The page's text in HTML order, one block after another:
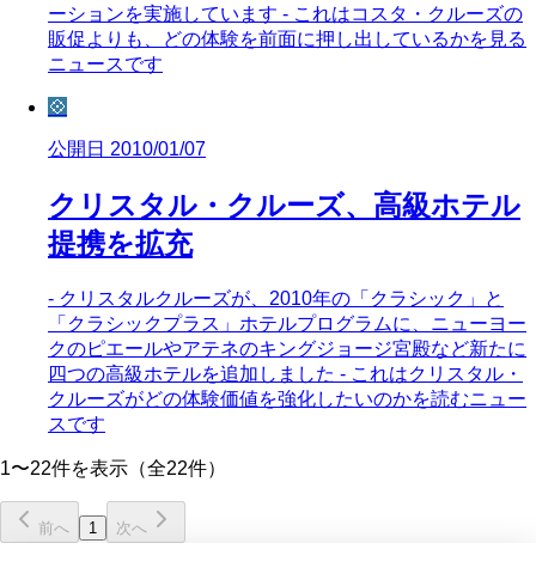
ーションを実施しています - これはコスタ・クルーズの
販促よりも、どの体験を前面に押し出しているかを見る
ニュースです
💠
公開日 2010/01/07
クリスタル・クルーズ、高級ホテル
提携を拡充
- クリスタルクルーズが、2010年の「クラシック」と
「クラシックプラス」ホテルプログラムに、ニューヨー
クのピエールやアテネのキングジョージ宮殿など新たに
四つの高級ホテルを追加しました - これはクリスタル・
クルーズがどの体験価値を強化したいのかを読むニュー
スです
1〜22件を表示（全22件）
前へ 1 次へ